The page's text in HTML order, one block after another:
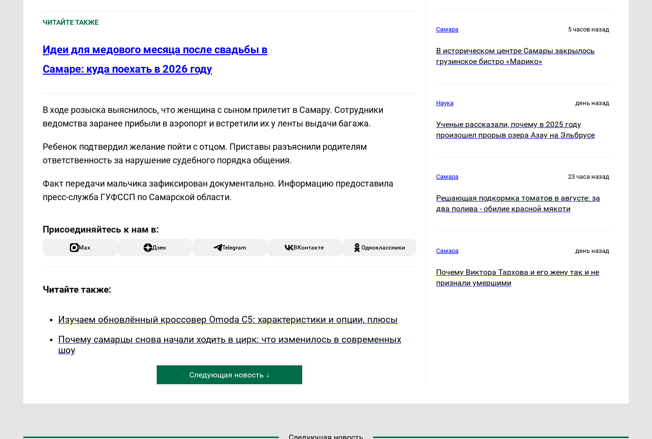
ЧИТАЙТЕ ТАКЖЕ
Идеи для медового месяца после свадьбы в
Самаре: куда поехать в 2026 году
В ходе розыска выяснилось, что женщина с сыном прилетит в Самару. Сотрудники
ведомства заранее прибыли в аэропорт и встретили их у ленты выдачи багажа.
Ребенок подтвердил желание пойти с отцом. Приставы разъяснили родителям
ответственность за нарушение судебного порядка общения.
Факт передачи мальчика зафиксирован документально. Информацию предоставила
пресс-служба ГУФССП по Самарской области.
Max Дзен Telegram ВКонтакте Одноклассники
Читайте также:
Изучаем обновлённый кроссовер Omoda C5: характеристики и опции, плюсы
Почему самарцы снова начали ходить в цирк: что изменилось в современных
шоу
Следующая новость ↓
Самара 5 часов назад
В историческом центре Самары закрылось
грузинское бистро «Марико»
Наука день назад
Ученые рассказали, почему в 2025 году
произошел прорыв озера Азау на Эльбрусе
Самара 23 часа назад
Решающая подкормка томатов в августе: за
два полива - обилие красной мякоти
Самара день назад
Почему Виктора Тархова и его жену так и не
признали умершими
Следующая новость